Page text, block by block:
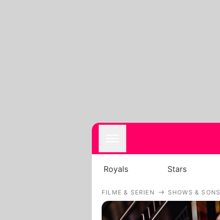
Royals Stars
FILME & SERIEN SHOWS &